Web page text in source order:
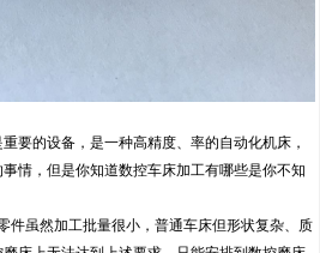
要的设备，是一种高精度、率的自动化机床，
情，但是你知道数控车床加工有哪些是你不知
件虽然加工批量很小，普通车床但形状复杂、质